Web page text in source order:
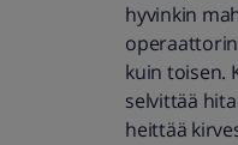
hyvinkin
kuin toisen.
selvittää
heittää